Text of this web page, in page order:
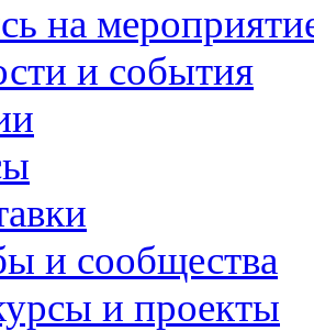
на
и события
и сообщества
и проекты